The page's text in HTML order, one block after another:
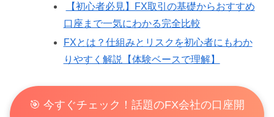
【初心者必見】FX取引の基礎からおすすめ
口座まで一気にわかる完全比較
FXとは？仕組みとリスクを初心者にもわか
りやすく解説【体験ベースで理解】
🎯 今すぐチェック！話題のFX会社の口座開